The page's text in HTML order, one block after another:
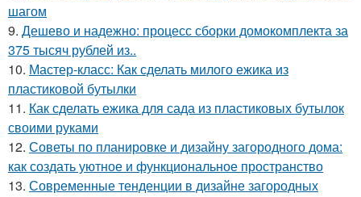
шагом
9. Дешево и надежно: процесс сборки домокомплекта за
375 тысяч рублей из..
10. Мастер-класс: Как сделать милого ежика из
пластиковой бутылки
11. Как сделать ежика для сада из пластиковых бутылок
своими руками
12. Советы по планировке и дизайну загородного дома:
как создать уютное и функциональное пространство
13. Современные тенденции в дизайне загородных